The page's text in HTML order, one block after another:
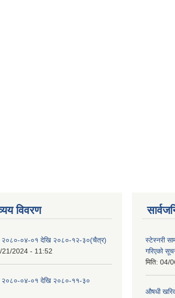
विवरण
०४-०१ देखि २०८०-१२-३०(चैत्र)
21/2024 - 11:52
०४-०१ देखि २०८०-११-३०
स्टेस्नरी
गरिएको
मिति: 04/
औषधी